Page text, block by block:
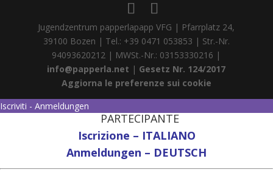
Jugendzentrum papperlapapp VFG | Pfarrplatz 24,
39100 Bozen | Tel.: +39 0471 053853 | Str.-Nr.
94093620212 | MWSt.-Nr.: 03153330216 |
info@papperla.net | Gesetz Nr. 124/2017
Aggiorna le preferenze sui cookie
Iscriviti - Anmeldungen
PARTECIPANTE
Iscrizione – ITALIANO
Anmeldungen – DEUTSCH